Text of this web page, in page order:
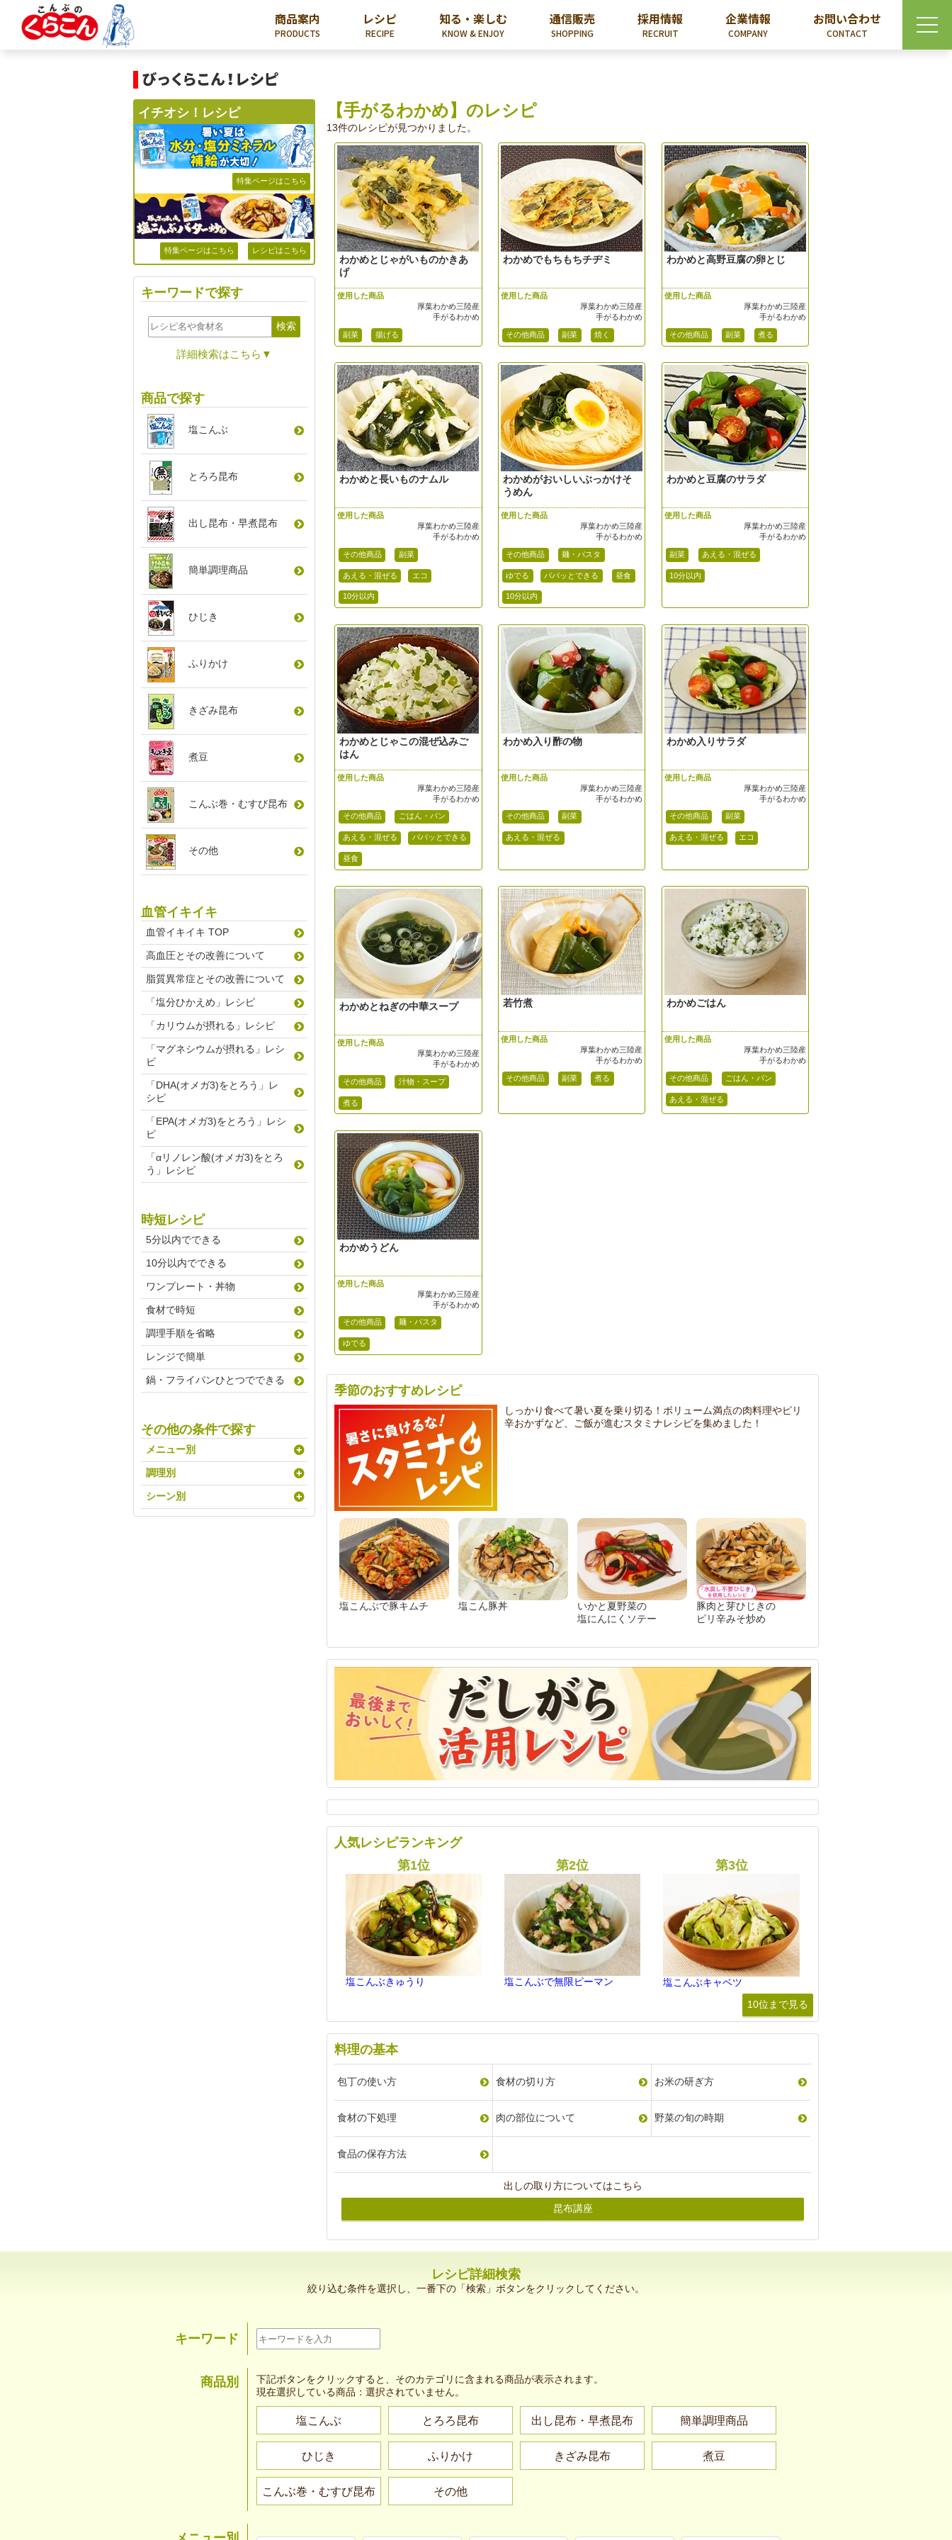
商品案内
PRODUCTS
レシピ
RECIPE
知る・楽しむ
KNOW & ENJOY
通信販売
SHOPPING
採用情報
RECRUIT
企業情報
COMPANY
お問い合わせ
CONTACT
【手がるわかめ】のレシピ
13件のレシピが見つかりました。
わかめとじゃがいものかきあ
げ
使用した商品
厚葉わかめ三陸産
手がるわかめ
副菜 揚げる
わかめでもちもちチヂミ
使用した商品
厚葉わかめ三陸産
手がるわかめ
その他商品 副菜 焼く
わかめと高野豆腐の卵とじ
使用した商品
厚葉わかめ三陸産
手がるわかめ
その他商品 副菜 煮る
わかめと長いものナムル
使用した商品
厚葉わかめ三陸産
手がるわかめ
その他商品 副菜
あえる・混ぜる エコ
10分以内
わかめがおいしいぶっかけそ
うめん
使用した商品
厚葉わかめ三陸産
手がるわかめ
その他商品 麺・パスタ
ゆでる パパッとできる 昼食
10分以内
わかめと豆腐のサラダ
使用した商品
厚葉わかめ三陸産
手がるわかめ
副菜 あえる・混ぜる
10分以内
わかめとじゃこの混ぜ込みご
はん
使用した商品
厚葉わかめ三陸産
手がるわかめ
その他商品 ごはん・パン
あえる・混ぜる パパッとできる
昼食
わかめ入り酢の物
使用した商品
厚葉わかめ三陸産
手がるわかめ
その他商品 副菜
あえる・混ぜる
わかめ入りサラダ
使用した商品
厚葉わかめ三陸産
手がるわかめ
その他商品 副菜
あえる・混ぜる エコ
わかめとねぎの中華スープ
使用した商品
厚葉わかめ三陸産
手がるわかめ
その他商品 汁物・スープ
煮る
若竹煮
使用した商品
厚葉わかめ三陸産
手がるわかめ
その他商品 副菜 煮る
わかめごはん
使用した商品
厚葉わかめ三陸産
手がるわかめ
その他商品 ごはん・パン
あえる・混ぜる
わかめうどん
使用した商品
厚葉わかめ三陸産
手がるわかめ
その他商品 麺・パスタ
ゆでる
季節のおすすめレシピ
しっかり食べて暑い夏を乗り切る！ボリューム満点の肉料理やピリ
辛おかずなど、ご飯が進むスタミナレシピを集めました！
塩こんぶで豚キムチ 塩こん豚丼
いかと夏野菜の
塩にんにくソテー
豚肉と芽ひじきの
ピリ辛みそ炒め
人気レシピランキング
塩こんぶきゅうり 塩こんぶで無限ピーマン
塩こんぶキャベツ
10位まで見る
料理の基本
包丁の使い方 食材の切り方 お米の研ぎ方
食材の下処理 肉の部位について 野菜の旬の時期
食品の保存方法
出しの取り方についてはこちら
昆布講座
イチオシ！レシピ
特集ページはこちら
特集ページはこちら レシピはこちら
キーワードで探す
詳細検索はこちら▼
商品で探す
塩こんぶ
とろろ昆布
出し昆布 ・ 早煮昆布
簡単調理商品
ひじき
ふりかけ
きざみ昆布
煮豆
こんぶ巻 ・ むすび昆布
その他
血管イキイキ
血管イキイキ TOP
高血圧とその改善について
脂質異常症とその改善について
「塩分ひかえめ」レシピ
「カリウムが摂れる」レシピ
「マグネシウムが摂れる」レシ
ピ
「DHA(オメガ3)をとろう」レ
シピ
「EPA(オメガ3)をとろう」レシ
ピ
「αリノレン酸(オメガ3)をとろ
う」レシピ
時短レシピ
5分以内でできる
10分以内でできる
ワンプレート・丼物
食材で時短
調理手順を省略
レンジで簡単
鍋・フライパンひとつでできる
その他の条件で探す
メニュー別
調理別
シーン別
レシピ詳細検索
絞り込む条件を選択し、一番下の「検索」ボタンをクリックしてください。
キーワード
商品別
下記ボタンをクリックすると、そのカテゴリに含まれる商品が表示されます。
現在選択している商品： 選択されていません。
塩こんぶ とろろ昆布 出し昆布・早煮昆布 簡単調理商品
ひじき ふりかけ きざみ昆布 煮豆
こんぶ巻・むすび昆布 その他